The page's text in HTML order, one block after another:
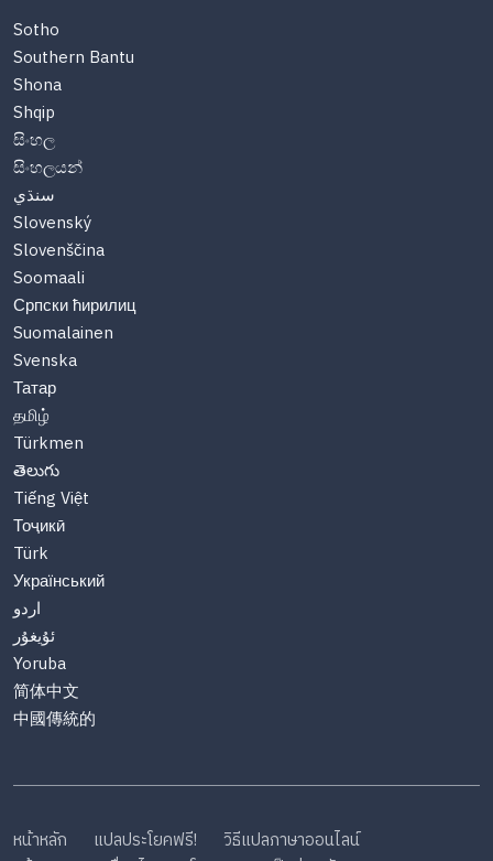
Sotho
Southern Bantu
Shona
Shqip
සිංහල
සිංහලයන්
سنڌي
Slovenský
Slovenščina
Soomaali
Српски ћирилиц
Suomalainen
Svenska
Татар
தமிழ்
Türkmen
తెలుగు
Tiếng Việt
Тоҷикӣ
Türk
Український
اردو
ئۇيغۇر
Yoruba
简体中文
中國傳統的
หน้าหลัก แปลประโยคฟรี!
วิธีแปลภาษาออนไลน์